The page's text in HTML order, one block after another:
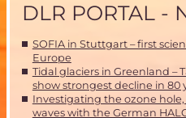
DLR PORTAL -
SOFIA in Stuttgart – first
Europe
Tidal glaciers in Greenland –
show strongest decline in 80
Investigating the ozone
waves with the German